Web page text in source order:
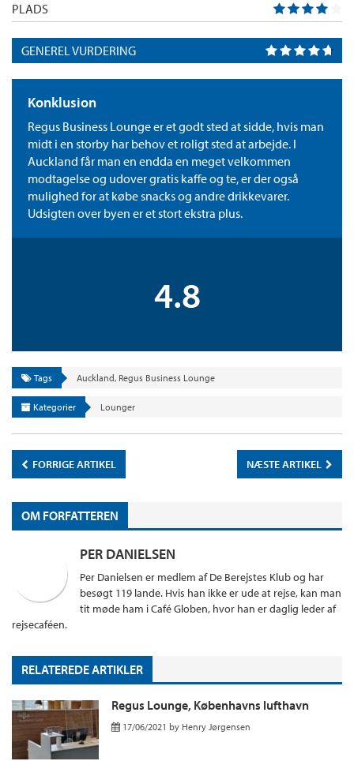
PLADS
GENEREL VURDERING
Konklusion
Regus Business Lounge er et godt sted at sidde, hvis man
midt i en storby har behov et roligt sted at arbejde. I
Auckland får man en endda en meget velkommen
modtagelse og udover gratis kaffe og te, er der også
mulighed for at købe snacks og andre drikkevarer.
Udsigten over byen er et stort ekstra plus.
4.8
Tags Auckland, Regus Business Lounge
Kategorier Lounger
FORRIGE ARTIKEL NÆSTE ARTIKEL
OM FORFATTEREN
PER DANIELSEN
Per Danielsen er medlem af De Berejstes Klub og har
besøgt 119 lande. Hvis han ikke er ude at rejse, kan man
tit møde ham i Café Globen, hvor han er daglig leder af
rejsecaféen.
RELATEREDE ARTIKLER
Regus Lounge, Københavns lufthavn
17/06/2021 by Henry Jørgensen